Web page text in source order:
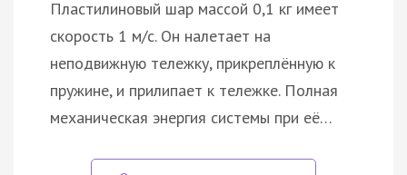
Пластилиновый шар массой 0,1 кг имеет
скорость 1 м/с. Он налетает на
неподвижную тележку, прикреплённую к
пружине, и прилипает к тележке. Полная
механическая энергия системы при её…